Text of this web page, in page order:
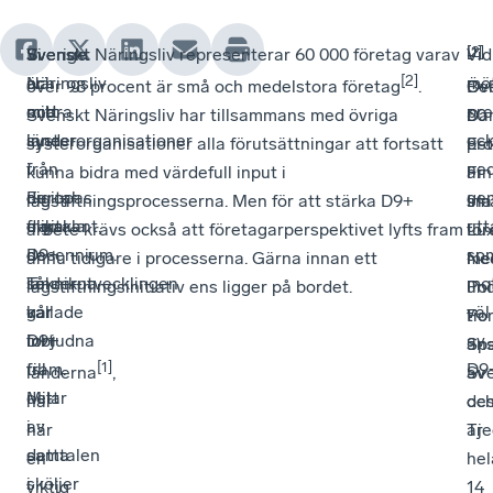
Vi
är
mitt
inne
i
Europas
digitala
decennium.
Teknikutvecklingen
går
fort
fram.
Mitt
i
detta
sköljer
Sverige
och
andra
länder
i
digital
framkant,
de
så
kallade
D9+
länderna[1],
har
här
en
viktig
Svenskt
Näringsliv
och
systerorganisationer
från
de
olika
D9+
länderna,
var
inbjudna
till
delar
av
samtalen
i
Svenskt Näringsliv representerar 60 000 företag varav
över 98 procent är små och medelstora företag[2].
Svenskt Näringsliv har tillsammans med övriga
systerorganisationer alla förutsättningar att fortsatt
kunna bidra med värdefull input i
lagstiftningsprocesserna. Men för att stärka D9+
arbete krävs också att företagarperspektivet lyfts fram
ännu tidigare i processerna. Gärna innan ett
lagstiftningsinitiativ ens ligger på bordet.
Vid
väl
av
-
-
-
[1]
[2]
60
är
tio
av
är
14